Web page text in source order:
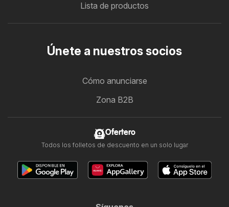
Lista de productos
Únete a nuestros socios
Cómo anunciarse
Zona B2B
Ofertero
Todos los folletos de descuento en un solo lugar